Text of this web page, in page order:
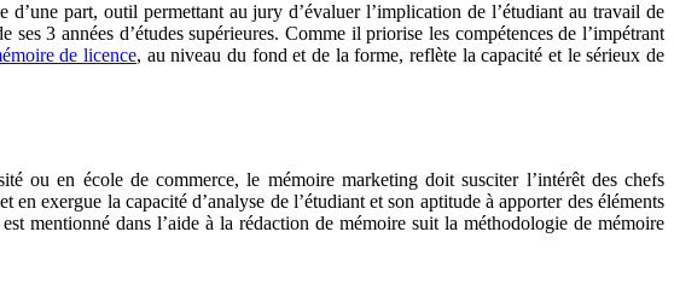
part, outil permettant au jury d’évaluer l’implication de l’étudiant au travail de
3 années d’études supérieures. Comme il priorise les compétences de l’impétrant
de licence, au niveau du fond et de la forme, reflète la capacité et le sérieux de
ou en école de commerce, le mémoire marketing doit susciter l’intérêt des chefs
exergue la capacité d’analyse de l’étudiant et son aptitude à apporter des éléments
mentionné dans l’aide à la rédaction de mémoire suit la méthodologie de mémoire